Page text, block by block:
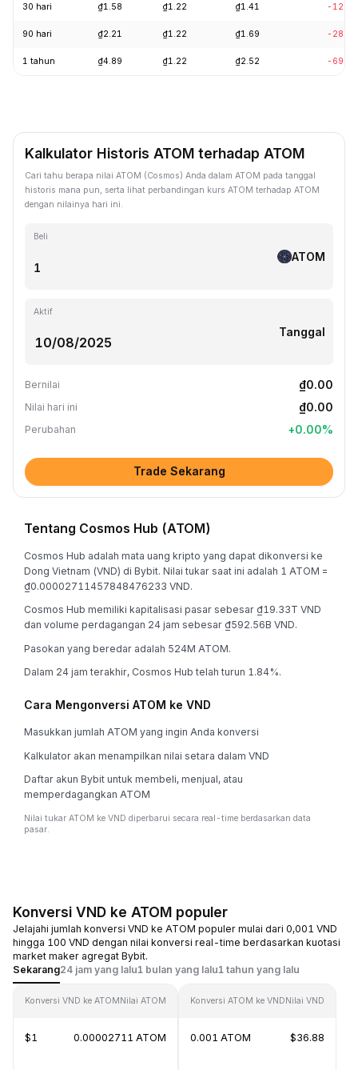
30 hari ₫1.58 ₫1.22 ₫1.41 -
90 hari ₫2.21 ₫1.22 ₫1.69 -
1 tahun ₫4.89 ₫1.22 ₫2.52 -
Kalkulator Historis ATOM terhadap ATOM
Cari tahu berapa nilai ATOM (Cosmos) Anda dalam ATOM pada tanggal
historis mana pun, serta lihat perbandingan kurs ATOM terhadap ATOM
dengan nilainya hari ini.
Beli
ATOM
Aktif
Tanggal
Bernilai ₫0.00
Nilai hari ini ₫0.00
Perubahan +0.00%
Trade Sekarang
Tentang Cosmos Hub (ATOM)
Cosmos Hub adalah mata uang kripto yang dapat dikonversi ke
Dong Vietnam (VND) di Bybit. Nilai tukar saat ini adalah 1 ATOM =
₫0.00002711457848476233 VND.
Cosmos Hub memiliki kapitalisasi pasar sebesar ₫19.33T VND
dan volume perdagangan 24 jam sebesar ₫592.56B VND.
Pasokan yang beredar adalah 524M ATOM.
Dalam 24 jam terakhir, Cosmos Hub telah turun 1.84%.
Cara Mengonversi ATOM ke VND
Masukkan jumlah ATOM yang ingin Anda konversi
Kalkulator akan menampilkan nilai setara dalam VND
Daftar akun Bybit untuk membeli, menjual, atau
memperdagangkan ATOM
Nilai tukar ATOM ke VND diperbarui secara real-time berdasarkan data
pasar.
Konversi VND ke ATOM populer
Jelajahi jumlah konversi VND ke ATOM populer mulai dari 0,001 VND
hingga 100 VND dengan nilai konversi real-time berdasarkan kuotasi
market maker agregat Bybit.
Sekarang24 jam yang lalu1 bulan yang lalu1 tahun yang lalu
Konversi VND ke ATOMNilai ATOM
$1 0.00002711 ATOM
Konversi ATOM ke VNDNilai VND
0.001 ATOM $36.88